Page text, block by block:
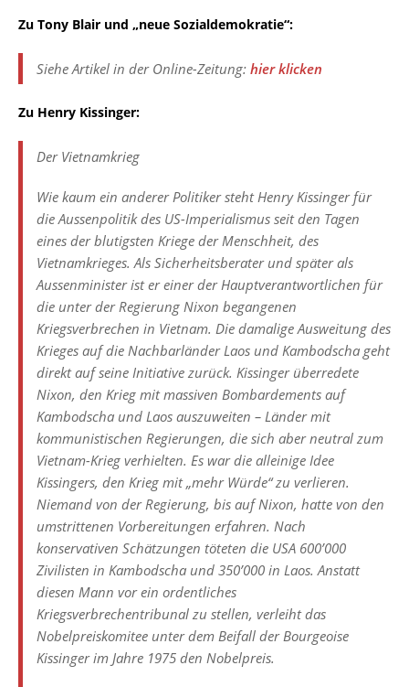
Zu Tony Blair und „neue Sozialdemokratie“:
Siehe Artikel in der Online-Zeitung: hier klicken
Zu Henry Kissinger:
Der Vietnamkrieg
Wie kaum ein anderer Politiker steht Henry Kissinger für
die Aussenpolitik des US-Imperialismus seit den Tagen
eines der blutigsten Kriege der Menschheit, des
Vietnamkrieges. Als Sicherheitsberater und später als
Aussenminister ist er einer der Hauptverantwortlichen für
die unter der Regierung Nixon begangenen
Kriegsverbrechen in Vietnam. Die damalige Ausweitung des
Krieges auf die Nachbarländer Laos und Kambodscha geht
direkt auf seine Initiative zurück. Kissinger überredete
Nixon, den Krieg mit massiven Bombardements auf
Kambodscha und Laos auszuweiten – Länder mit
kommunistischen Regierungen, die sich aber neutral zum
Vietnam-Krieg verhielten. Es war die alleinige Idee
Kissingers, den Krieg mit „mehr Würde“ zu verlieren.
Niemand von der Regierung, bis auf Nixon, hatte von den
umstrittenen Vorbereitungen erfahren. Nach
konservativen Schätzungen töteten die USA 600’000
Zivilisten in Kambodscha und 350’000 in Laos. Anstatt
diesen Mann vor ein ordentliches
Kriegsverbrechentribunal zu stellen, verleiht das
Nobelpreiskomitee unter dem Beifall der Bourgeoise
Kissinger im Jahre 1975 den Nobelpreis.